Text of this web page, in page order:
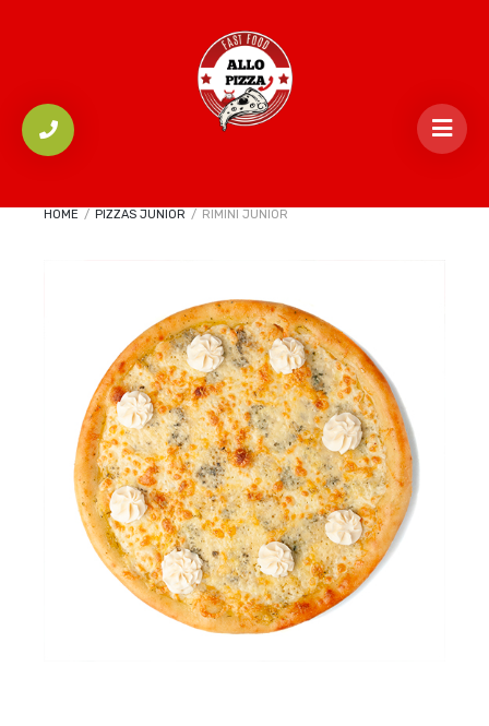
HOME / PIZZAS JUNIOR / RIMINI JUNIOR